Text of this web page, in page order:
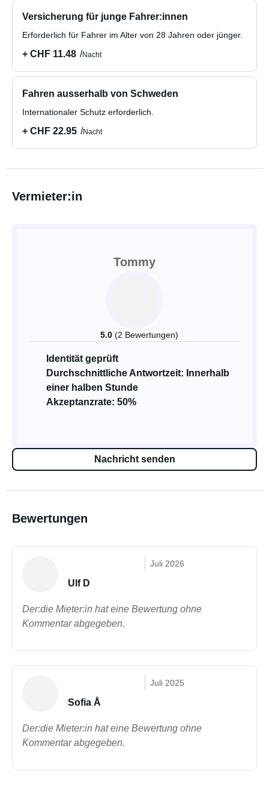
Versicherung für junge Fahrer:innen
Erforderlich für Fahrer im Alter von 28 Jahren oder jünger.
+ CHF 11.48 Nacht
Fahren ausserhalb von Schweden
Internationaler Schutz erforderlich.
+ CHF 22.95 Nacht
Vermieter:in
Tommy
5.0 (2 Bewertungen)
Identität geprüft
Durchschnittliche Antwortzeit: Innerhalb
einer halben Stunde
Akzeptanzrate: 50%
Nachricht senden
Bewertungen
Juli 2026
Ulf D
Der:die Mieter:in hat eine Bewertung ohne
Kommentar abgegeben.
Juli 2025
Sofia Å
Der:die Mieter:in hat eine Bewertung ohne
Kommentar abgegeben.